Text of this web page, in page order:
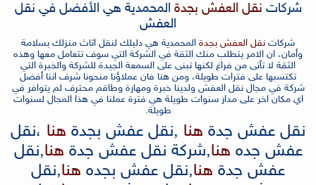
شركات نقل العفش بجدة المحمدية هي الأفضل في نقل
العفش
شركات نقل العفش بجدة المحمدية هي دليلك لنقل اثاث منزلك بسلامة
وأمان، ان الامر يتطلب منك الثقة في الشركة التي سوف تتعامل معها وهذه
الثقة لا تأتى من فراغ لكنها تبنى على السمعة الجيدة للشركة والخبرة التي
تكتسبها على فترات طويلة، ومن هنا فان عملاؤنا منحونا شرف اننا أفضل
شركة في مجال نقل العفش ولدينا خبرة ومهارة وطاقم محترف لم يتوافر في
اي مكان اخر على مدار سنوات طويلة هي فترة عملنا في هذا المجال لسنوات
طويلة.
نقل عفش جدة هنا ,نقل عفش بجدة هنا ،نقل
عفش جده هنا,شركة نقل عفش جدة هنا,نقل
عفش جدة هنا,نقل عفش بجده هنا,نقل